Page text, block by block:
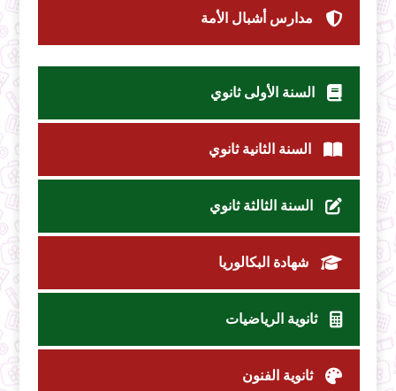
مدارس أشبال الأمة
السنة الأولى ثانوي
السنة الثانية ثانوي
السنة الثالثة ثانوي
شهادة البكالوريا
ثانوية الرياضيات
ثانوية الفنون